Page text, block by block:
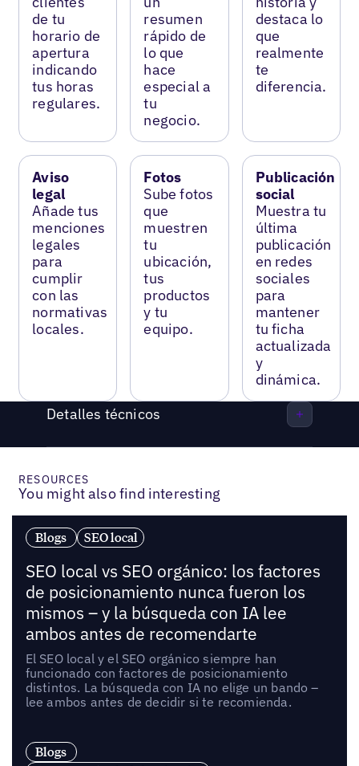
de tu
horario de
apertura
indicando
tus horas
regulares.
resumen
rápido de
lo que
hace
especial a
tu
negocio.
destaca lo
que
realmente
te
diferencia.
Aviso
legal
Añade tus
menciones
legales
para
cumplir
con las
normativas
locales.
Fotos
Sube fotos
que
muestren
tu
ubicación,
tus
productos
y tu
equipo.
Publicación
social
Muestra tu
última
publicación
en redes
sociales
para
mantener
tu ficha
actualizada
y
dinámica.
Detalles técnicos
RESOURCES
You might also find interesting
Blogs SEO local
SEO local vs SEO orgánico: los factores
de posicionamiento nunca fueron los
mismos – y la búsqueda con IA lee
ambos antes de recomendarte
El SEO local y el SEO orgánico siempre han
funcionado con factores de posicionamiento
distintos. La búsqueda con IA no elige un bando –
lee ambos antes de decidir si te recomienda.
Blogs